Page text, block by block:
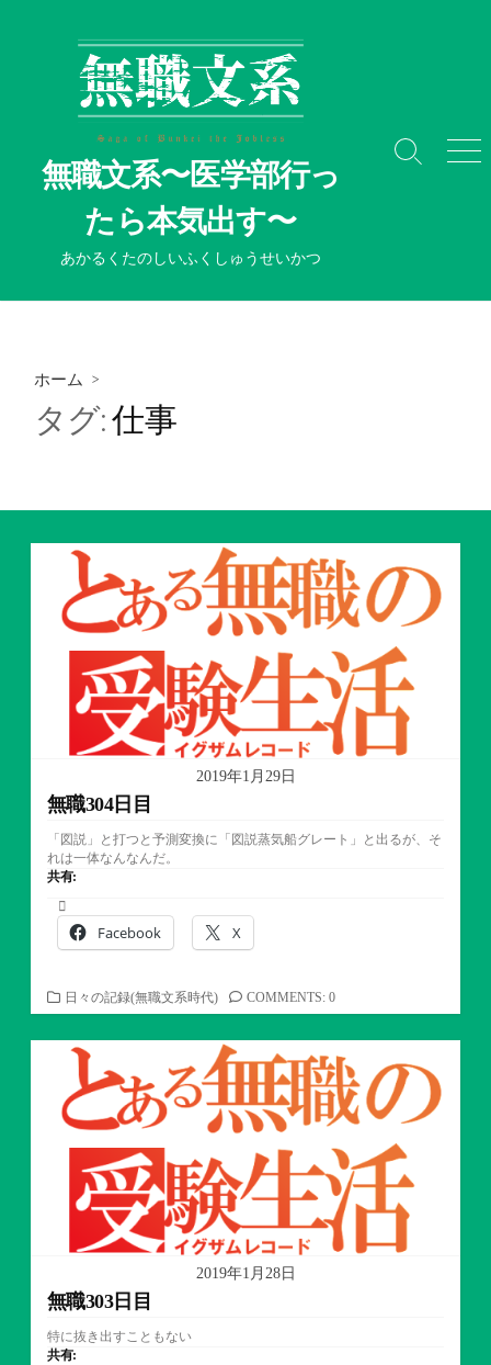
無職文系〜医学部行っ
たら本気出す〜
あかるくたのしいふくしゅうせいかつ
検
メ
ホーム >
タグ:仕事
2019年1月29日
無職304日目
「図説」と打つと予測変換に「図説蒸気船グレート」と出るが、そ
れは一体なんなんだ。
共有:
Facebook X
カ
テ
ゴ
日々の記録(無職文系時代) COMMENTS: 0
2019年1月28日
無職303日目
特に抜き出すこともない
共有: